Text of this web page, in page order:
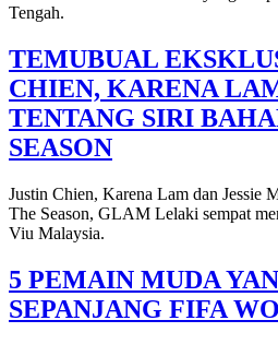
Tengah.
TEMUBUAL
CHIEN, KARENA
TENTANG SIRI
SEASON
Justin Chien, Karena Lam dan Jessie
The Season, GLAM Lelaki sempat
Viu Malaysia.
5 PEMAIN MUDA
SEPANJANG FIFA